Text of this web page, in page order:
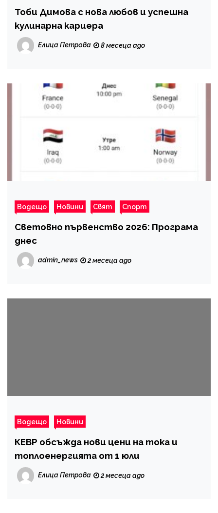
Тоби Димова с нова любов и успешна
кулинарна кариера
Елица Петрова 8 месеца ago
Водещо Новини Свят Спорт
Световно първенство 2026: Програма
днес
admin_news 2 месеца ago
Водещо Новини
КЕВР обсъжда нови цени на тока и
топлоенергията от 1 юли
Елица Петрова 2 месеца ago